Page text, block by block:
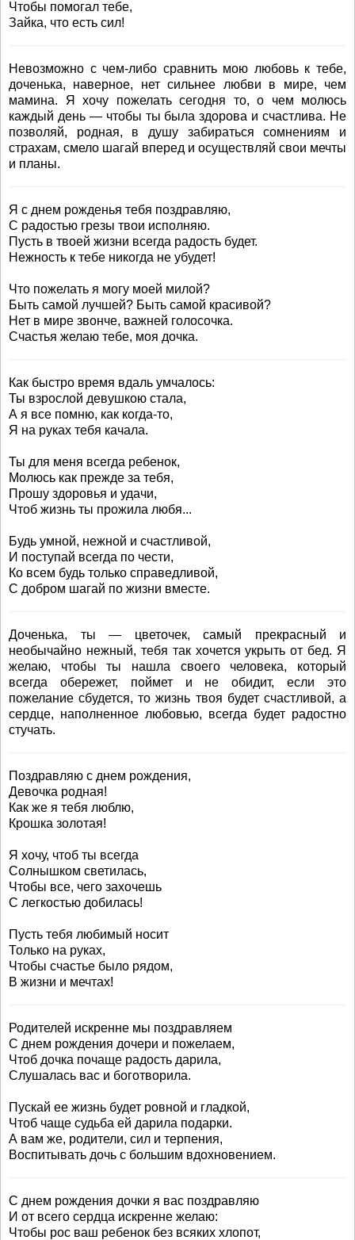
Чтобы помогал тебе,
Зайка, что есть сил!
Невозможно с чем-либо сравнить мою любовь к тебе,
доченька, наверное, нет сильнее любви в мире, чем
мамина. Я хочу пожелать сегодня то, о чем молюсь
каждый день — чтобы ты была здорова и счастлива. Не
позволяй, родная, в душу забираться сомнениям и
страхам, смело шагай вперед и осуществляй свои мечты
и планы.
Я с днем рожденья тебя поздравляю,
С радостью грезы твои исполняю.
Пусть в твоей жизни всегда радость будет.
Нежность к тебе никогда не убудет!
Что пожелать я могу моей милой?
Быть самой лучшей? Быть самой красивой?
Нет в мире звонче, важней голосочка.
Счастья желаю тебе, моя дочка.
Как быстро время вдаль умчалось:
Ты взрослой девушкою стала,
А я все помню, как когда-то,
Я на руках тебя качала.
Ты для меня всегда ребенок,
Молюсь как прежде за тебя,
Прошу здоровья и удачи,
Чтоб жизнь ты прожила любя...
Будь умной, нежной и счастливой,
И поступай всегда по чести,
Ко всем будь только справедливой,
С добром шагай по жизни вместе.
Доченька, ты — цветочек, самый прекрасный и
необычайно нежный, тебя так хочется укрыть от бед. Я
желаю, чтобы ты нашла своего человека, который
всегда обережет, поймет и не обидит, если это
пожелание сбудется, то жизнь твоя будет счастливой, а
сердце, наполненное любовью, всегда будет радостно
стучать.
Поздравляю с днем рождения,
Девочка родная!
Как же я тебя люблю,
Крошка золотая!
Я хочу, чтоб ты всегда
Солнышком светилась,
Чтобы все, чего захочешь
С легкостью добилась!
Пусть тебя любимый носит
Только на руках,
Чтобы счастье было рядом,
В жизни и мечтах!
Родителей искренне мы поздравляем
С днем рождения дочери и пожелаем,
Чтоб дочка почаще радость дарила,
Слушалась вас и боготворила.
Пускай ее жизнь будет ровной и гладкой,
Чтоб чаще судьба ей дарила подарки.
А вам же, родители, сил и терпения,
Воспитывать дочь с большим вдохновением.
С днем рождения дочки я вас поздравляю
И от всего сердца искренне желаю:
Чтобы рос ваш ребенок без всяких хлопот,